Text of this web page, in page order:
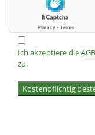
Ich akzeptiere die
zu.
Kostenpflichtig